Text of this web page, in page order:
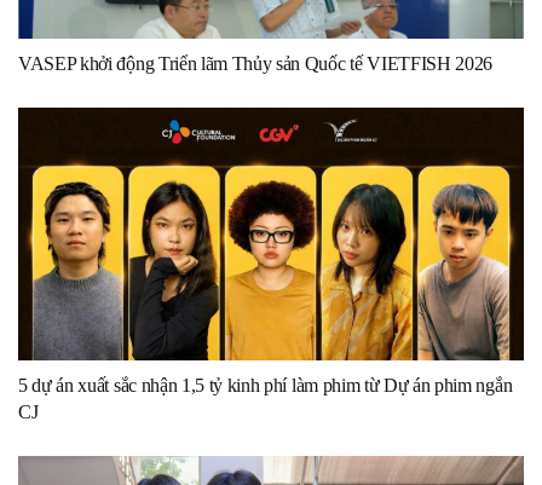
VASEP khởi động Triển lãm Thủy sản Quốc tế VIETFISH 2026
5 dự án xuất sắc nhận 1,5 tỷ kinh phí làm phim từ Dự án phim ngắn
CJ